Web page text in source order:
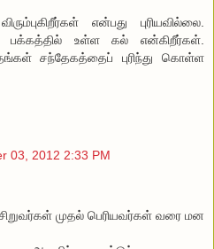
என்பது புரியவில்லை.
பக்கத்தில் உள்ள கல் என்கிறீர்கள்.
சந்தேகத்தைப் புரிந்து கொள்ள
03, 2012 2:33 PM
முதல் பெரியவர்கள் வரை மன